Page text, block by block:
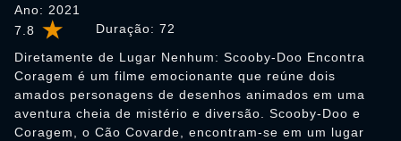
7.8 Duração: 72
Ano: 2021
Diretamente de Lugar Nenhum: Scooby-Doo Encontra
Coragem é um filme emocionante que reúne dois
amados personagens de desenhos animados em uma
aventura cheia de mistério e diversão. Scooby-Doo e
Coragem, o Cão Covarde, encontram-se em um lugar